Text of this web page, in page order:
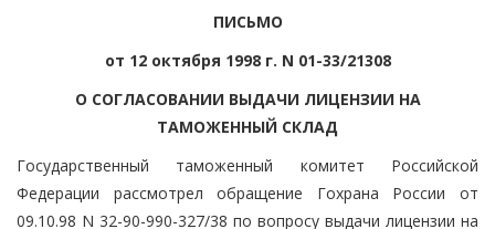
ПИСЬМО
от 12 октября 1998 г. N 01-33/21308
О СОГЛАСОВАНИИ ВЫДАЧИ ЛИЦЕНЗИИ НА
ТАМОЖЕННЫЙ СКЛАД
Государственный таможенный комитет Российской
Федерации рассмотрел обращение Гохрана России от
09.10.98 N 32-90-990-327/38 по вопросу выдачи лицензии на